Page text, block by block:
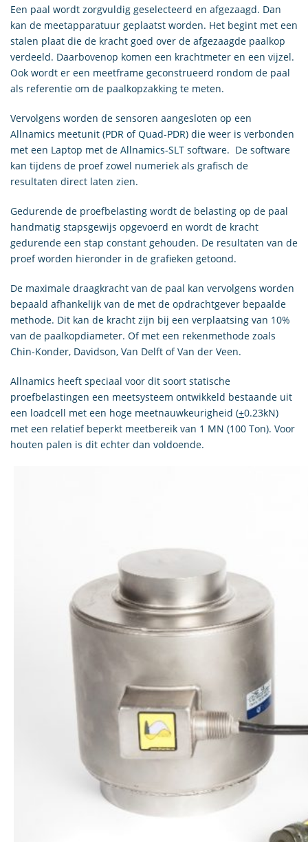
Een paal wordt zorgvuldig geselecteerd en afgezaagd. Dan
kan de meetapparatuur geplaatst worden. Het begint met een
stalen plaat die de kracht goed over de afgezaagde paalkop
verdeeld. Daarbovenop komen een krachtmeter en een vijzel.
Ook wordt er een meetframe geconstrueerd rondom de paal
als referentie om de paalkopzakking te meten.
Vervolgens worden de sensoren aangesloten op een
Allnamics meetunit (PDR ofQuad-PDR) die weer is verbonden
met een Laptop met de Allnamics-SLT software. De software
kan tijdens de proef zowel numeriek als grafisch de
resultaten direct laten zien.
Gedurende de proefbelasting wordt de belasting op de paal
handmatig stapsgewijs opgevoerd en wordt de kracht
gedurende een stap constant gehouden. De resultaten van de
proef worden hieronder in de grafieken getoond.
De maximale draagkracht van de paal kan vervolgens worden
bepaald afhankelijk van de met de opdrachtgever bepaalde
methode. Dit kan de kracht zijn bij een verplaatsing van 10%
van de paalkopdiameter. Of met een rekenmethode zoals
Chin-Konder, Davidson, Van Delft of Van der Veen.
Allnamics heeft speciaal voor dit soort statische
proefbelastingen een meetsysteem ontwikkeld bestaande uit
een loadcell met een hoge meetnauwkeurigheid (+0.23kN)
met een relatief beperkt meetbereik van 1 MN (100 Ton). Voor
houten palen is dit echter dan voldoende.